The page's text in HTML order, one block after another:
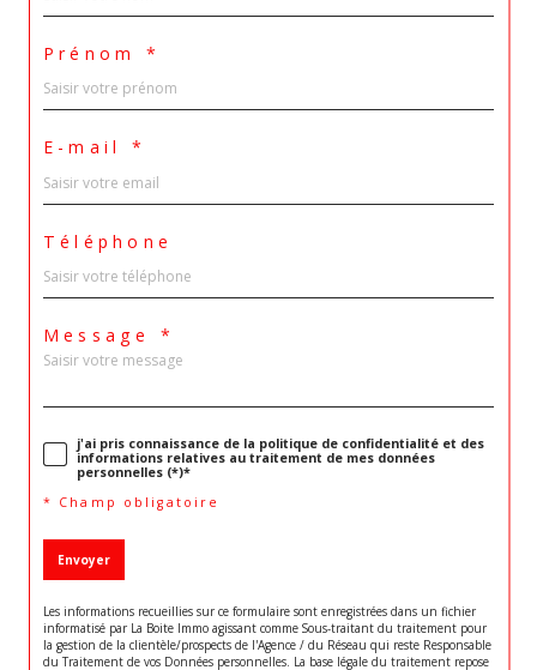
Prénom *
E-mail *
Téléphone
Message *
j'ai pris connaissance de la politique de confidentialité et des
informations relatives au traitement de mes données
personnelles (*)*
* Champ obligatoire
Envoyer
Les informations recueillies sur ce formulaire sont enregistrées dans un fichier
informatisé par La Boite Immo agissant comme Sous-traitant du traitement pour
la gestion de la clientèle/prospects de l'Agence / du Réseau qui reste Responsable
du Traitement de vos Données personnelles. La base légale du traitement repose